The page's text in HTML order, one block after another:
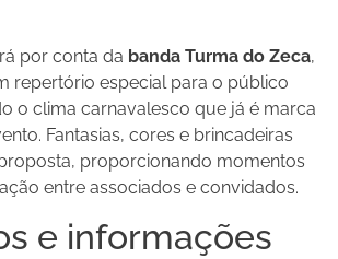
por conta da banda Turma do Zeca,
repertório especial para o público
o clima carnavalesco que já é marca
Fantasias, cores e brincadeiras
proporcionando momentos
entre associados e convidados.
e informações